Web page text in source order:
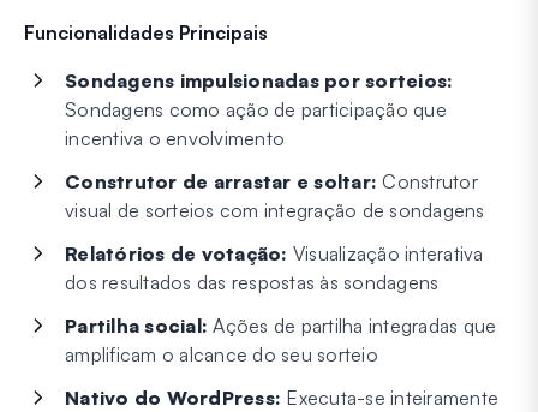
Funcionalidades Principais
Sondagens impulsionadas por sorteios:
Sondagens como ação de participação que
incentiva o envolvimento
Construtor de arrastar e soltar: Construtor
visual de sorteios com integração de sondagens
Relatórios de votação: Visualização interativa
dos resultados das respostas às sondagens
Partilha social: Ações de partilha integradas que
amplificam o alcance do seu sorteio
Nativo do WordPress: Executa-se inteiramente